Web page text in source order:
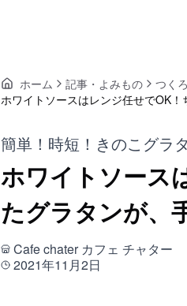
ホーム 記事・よみもの
つく
ホワイトソースはレンジ任せでOK！
簡単！時短！きのこグラ
ホワイトソース
たグラタンが、
Cafe chater カフェ チャター
2021年11月2日